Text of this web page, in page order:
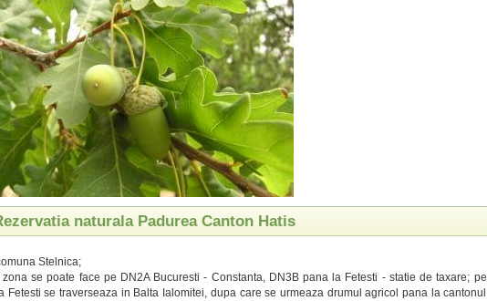
naturala Padurea Canton Hatis
Stelnica;
se poate face pe DN2A Bucuresti - Constanta, DN3B pana la Fetesti - statie de taxare; pe
Fetesti se traverseaza in Balta Ialomitei, dupa care se urmeaza drumul agricol pana la cantonul